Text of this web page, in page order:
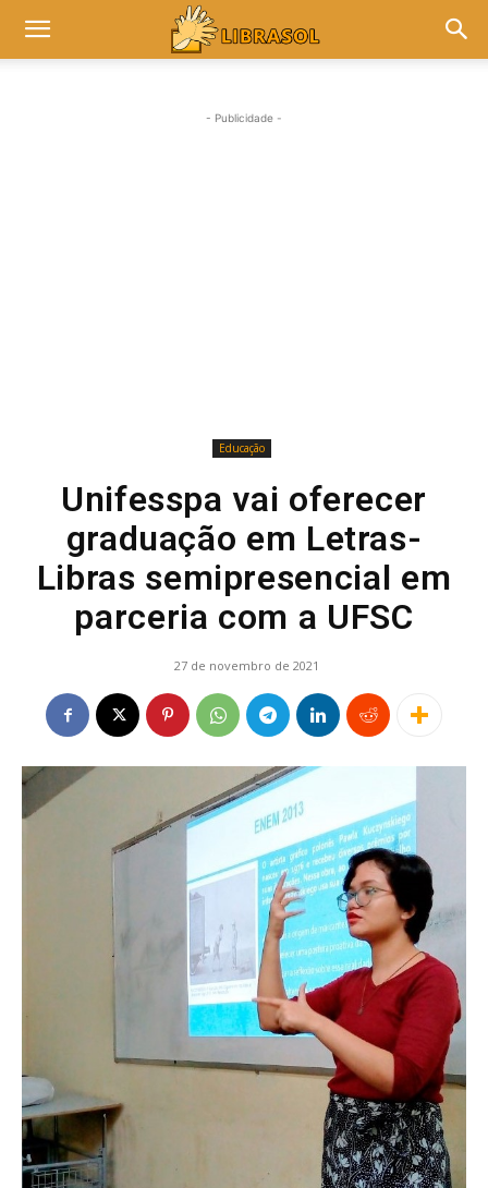
- Publicidade -
Educação
Unifesspa vai oferecer
graduação em Letras-
Libras semipresencial em
parceria com a UFSC
27 de novembro de 2021